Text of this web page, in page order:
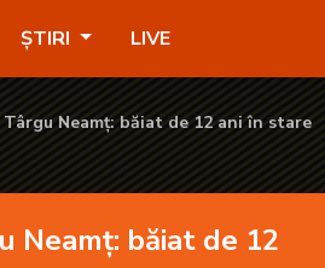
critică după electrocutare - KANAL
ȘTIRI LIVE
Neamț: băiat de 12 ani în stare
Neamț: băiat de 12